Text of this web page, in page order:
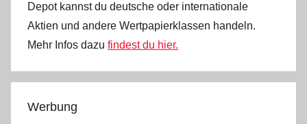
Depot kannst du deutsche oder internationale
Aktien und andere Wertpapierklassen handeln.
Mehr Infos dazu findest du hier.
Werbung